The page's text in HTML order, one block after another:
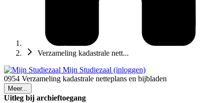
Verzameling kadastrale nett...
Mijn Studiezaal (inloggen)
0954 Verzameling kadastrale netteplans en bijbladen
Meer...
Uitleg bij archieftoegang